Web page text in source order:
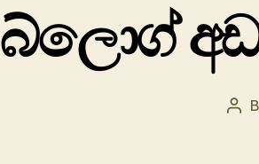
බ්ලොග්